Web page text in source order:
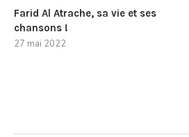
Farid Al Atrache, sa vie et ses
chansons !
27 mai 2022